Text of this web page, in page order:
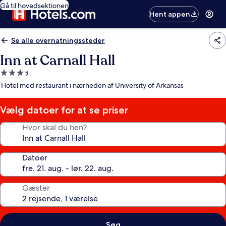
Gå til hovedsektionen
Hent appen
Se alle overnatningssteder
Inn at Carnall Hall
3.5-
stjernet
Hotel med restaurant i nærheden af University of Arkansas
Vælg datoer for at se priser
Hvor skal du hen?
Datoer
Gæster